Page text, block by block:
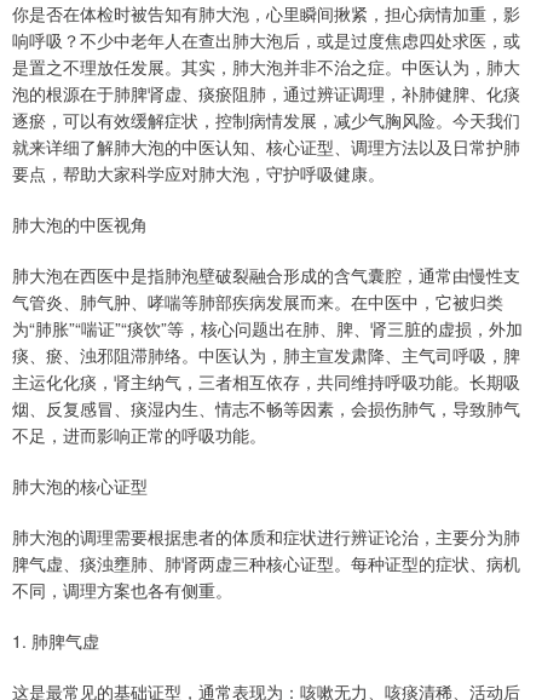
你是否在体检时被告知有肺大泡，心里瞬间揪紧，担心病情加重，影
响呼吸？不少中老年人在查出肺大泡后，或是过度焦虑四处求医，或
是置之不理放任发展。其实，肺大泡并非不治之症。中医认为，肺大
泡的根源在于肺脾肾虚、痰瘀阻肺，通过辨证调理，补肺健脾、化痰
逐瘀，可以有效缓解症状，控制病情发展，减少气胸风险。今天我们
就来详细了解肺大泡的中医认知、核心证型、调理方法以及日常护肺
要点，帮助大家科学应对肺大泡，守护呼吸健康。
肺大泡的中医视角
肺大泡在西医中是指肺泡壁破裂融合形成的含气囊腔，通常由慢性支
气管炎、肺气肿、哮喘等肺部疾病发展而来。在中医中，它被归类
为“肺胀”“喘证”“痰饮”等，核心问题出在肺、脾、肾三脏的虚损，外加
痰、瘀、浊邪阻滞肺络。中医认为，肺主宣发肃降、主气司呼吸，脾
主运化化痰，肾主纳气，三者相互依存，共同维持呼吸功能。长期吸
烟、反复感冒、痰湿内生、情志不畅等因素，会损伤肺气，导致肺气
不足，进而影响正常的呼吸功能。
肺大泡的核心证型
肺大泡的调理需要根据患者的体质和症状进行辨证论治，主要分为肺
脾气虚、痰浊壅肺、肺肾两虚三种核心证型。每种证型的症状、病机
不同，调理方案也各有侧重。
1. 肺脾气虚
这是最常见的基础证型，通常表现为：咳嗽无力、咳痰清稀、活动后